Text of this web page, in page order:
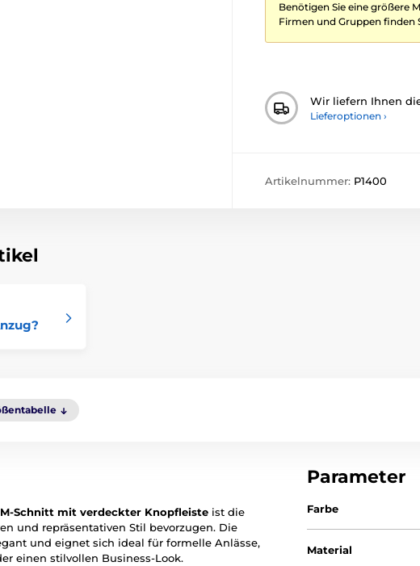
Benötigen Sie eine größere
Firmen und Gruppen finden
Wir liefern Ihnen
Lieferoptionen ›
Artikelnummer: P1400
Schnitt mit verdeckter Knopfleiste ist die
und repräsentativen Stil bevorzugen. Die
und eignet sich ideal für formelle Anlässe,
einen stilvollen Business-Look.
Parameter
Farbe
Material